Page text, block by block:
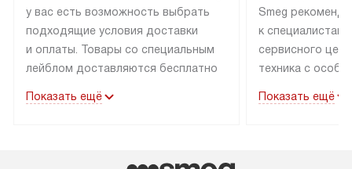
у вас есть возможность выбрать
подходящие условия доставки
и оплаты. Товары со специальным
лейблом доставляются бесплатно
до подъезда. Доставка за пределы
маркировку «в наличии», может
Показать ещё
Smeg
к специалистам
сервисного
техника с
коммуникациям.
Показать ещё